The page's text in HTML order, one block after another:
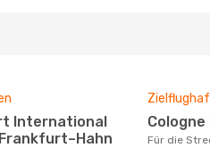
Für die